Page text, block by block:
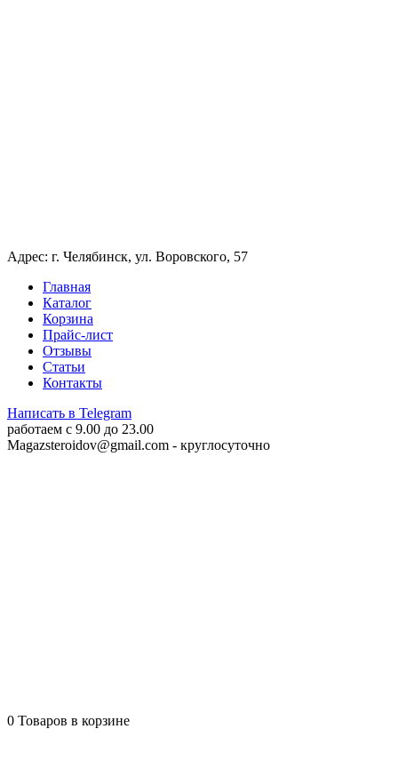
Адрес: г. Челябинск, ул. Воровского, 57
Главная
Каталог
Корзина
Прайс-лист
Отзывы
Статьи
Контакты
Написать в Telegram
работаем c 9.00 до 23.00
Magazsteroidov@gmail.com - круглосуточно
0 Товаров в корзине